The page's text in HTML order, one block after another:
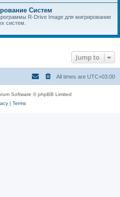
Систем
R-Drive Image для мигрирование
систем.
Jump to
All times are UTC+03:00
Software © phpBB Limited
| Terms